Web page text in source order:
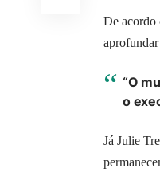
De acordo
“O
o
Já Julie